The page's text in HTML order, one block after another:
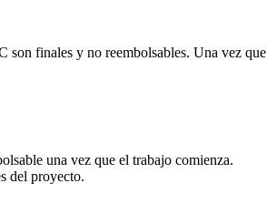
finales y no reembolsables. Una vez
una vez que el trabajo comienza.
del proyecto.